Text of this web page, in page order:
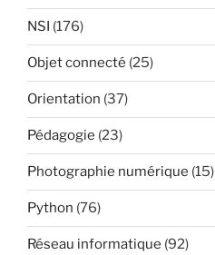
NSI (176)
Objet connecté (25)
Orientation (37)
Pédagogie (23)
Photographie numérique (15)
Python (76)
Réseau informatique (92)